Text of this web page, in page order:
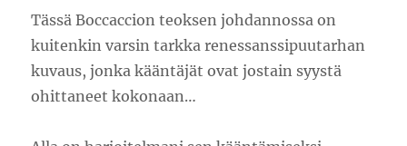
Tässä Boccaccion teoksen johdannossa on
kuitenkin varsin tarkka renessanssipuutarhan
kuvaus, jonka kääntäjät ovat jostain syystä
ohittaneet kokonaan…